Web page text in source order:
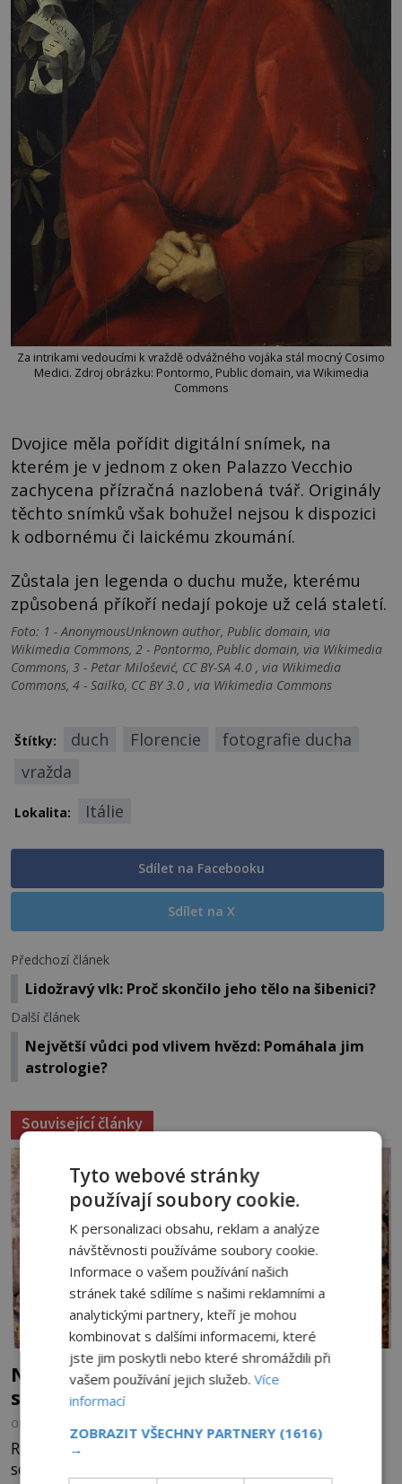
Za intrikami vedoucími k vraždě odvážného vojáka stál mocný Cosimo
Medici. Zdroj obrázku: Pontormo, Public domain, via Wikimedia
Commons
Dvojice měla pořídit digitální snímek, na
kterém je v jednom z oken Palazzo Vecchio
zachycena přízračná nazlobená tvář. Originály
těchto snímků však bohužel nejsou k dispozici
k odbornému či laickému zkoumání.
Zůstala jen legenda o duchu muže, kterému
způsobená příkoří nedají pokoje už celá staletí.
Foto: 1 - AnonymousUnknown author, Public domain, via
Wikimedia Commons, 2 - Pontormo, Public domain, via Wikimedia
Commons, 3 - Petar Milošević, CC BY-SA 4.0 , via Wikimedia
Commons, 4 - Sailko, CC BY 3.0 , via Wikimedia Commons
Štítky: duch Florencie
fotografie ducha
vražda
Lokalita: Itálie
Sdílet na Facebooku
Sdílet na X
Předchozí článek
Lidožravý vlk: Proč skončilo jeho tělo na šibenici?
Další článek
Největší vůdci pod vlivem hvězd: Pomáhala jim
astrologie?
Související články
PARANORMÁLNÍ JEVY
Nešťastný duch oběšené milenky děsí
studentky
OD 8.8.2026
Robert Jaffrey Christie prožívá složité období. Píše
se rok 1900 a právě skonal jeho otec, známý
Tyto webové stránky
používají soubory cookie.
K personalizaci obsahu, reklam a analýze
návštěvnosti používáme soubory cookie.
Informace o vašem používání našich
stránek také sdílíme s našimi reklamními a
analytickými partnery, kteří je mohou
kombinovat s dalšími informacemi, které
jste jim poskytli nebo které shromáždili při
vašem používání jejich služeb.Více
informací
ZOBRAZIT VŠECHNY PARTNERY (1616)
→